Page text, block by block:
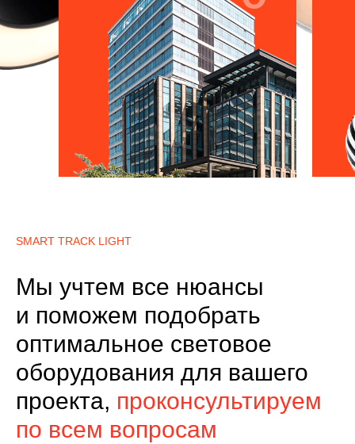
SMART TRACK LIGHT
Мы учтем все нюансы
и поможем подобрать
оптимальное световое
оборудования для вашего
проекта, проконсультируем
по всем вопросам